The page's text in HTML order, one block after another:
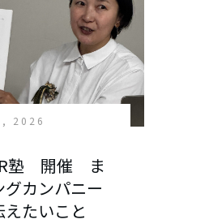
2026
塾 開催 ま
カンパニー
たいこと